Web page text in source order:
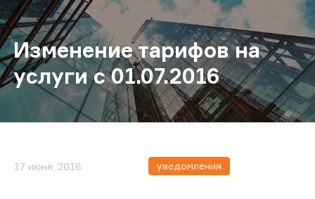
Изменение тарифов на
услуги c 01.07.2016
17 июня, 2016 уведомления